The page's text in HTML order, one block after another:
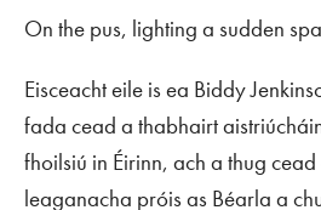
On the pus, lighting a sudden
Eisceacht eile is ea Biddy
fada cead a thabhairt
fhoilsiú in Éirinn, ach a thug
leaganacha próis as Béarla a